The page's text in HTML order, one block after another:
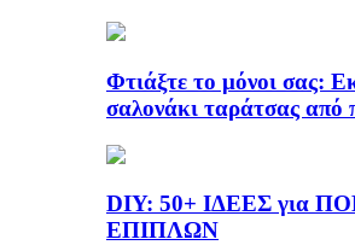
Φτιάξτε το μόνοι σας:
σαλονάκι ταράτσας από
DIY: 50+ ΙΔΕΕΣ για
ΕΠΙΠΛΩΝ